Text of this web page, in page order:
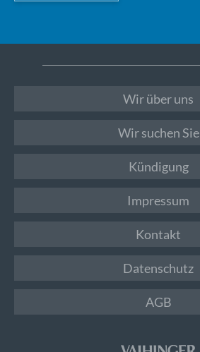
Wir über uns
Wir suchen Sie
Kündigung
Impressum
Kontakt
Datenschutz
AGB